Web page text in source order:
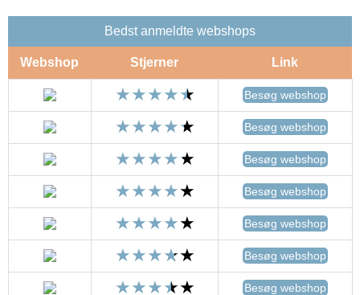
Bedst anmeldte webshops
Webshop Stjerner Link
Besøg webshop
Besøg webshop
Besøg webshop
Besøg webshop
Besøg webshop
Besøg webshop
Besøg webshop